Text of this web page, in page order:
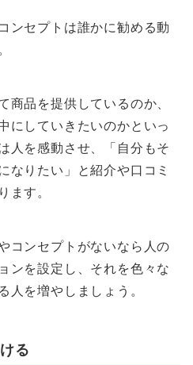
ンセプトは誰かに勧める動
商品を提供しているのか、
にしていきたいのかといっ
人を感動させ、「自分もそ
なりたい」と紹介や口コミ
ます。
コンセプトがないなら人の
ンを設定し、それを色々な
人を増やしましょう。
る